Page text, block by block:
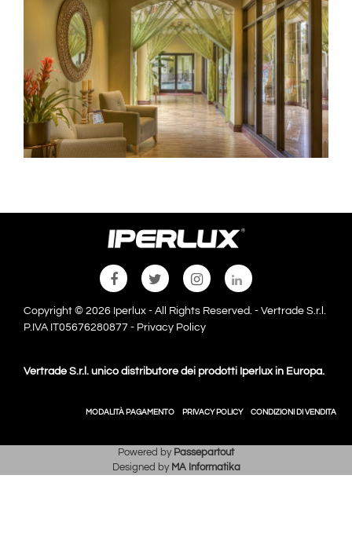
Copyright © 2026 Iperlux - All Rights Reserved. - Vertrade S.r.l.
P.IVA IT05676280877 - Privacy Policy
Vertrade S.r.l. unico distributore dei prodotti Iperlux in Europa.
MODALITÀ PAGAMENTO PRIVACY POLICY CONDIZIONI DI VENDITA
Powered by Passepartout
Designed by MA Informatika